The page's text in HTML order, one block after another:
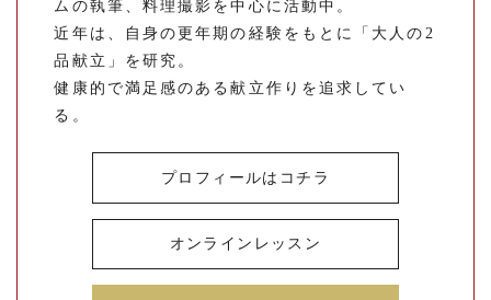
ムの執筆、料理撮影を中心に活動中。
近年は、自身の更年期の経験をもとに「大人の2
品献立」を研究。
健康的で満足感のある献立作りを追求してい
る。
プロフィールはコチラ
オンラインレッスン